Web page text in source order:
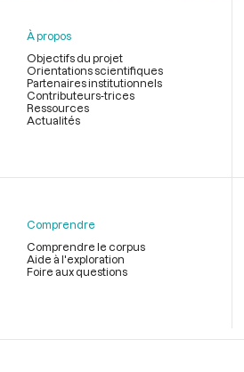
page
À propos
Objectifs du projet
Orientations scientifiques
Partenaires institutionnels
Contributeurs-trices
Ressources
Actualités
Comprendre
Comprendre le corpus
Aide à l'exploration
Foire aux questions